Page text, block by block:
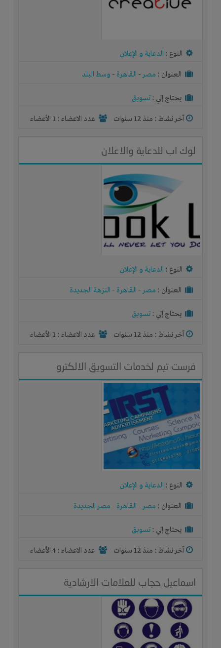
النوع : الدعاية و الإعلان
العنوان : مصر- القاهرة - وسط البلد
يحتاج إلي : تسويق
آخر نشاط : منذ 12 سنوات عدد الاعضاء : 1 الأعضاء
لوك اب للدعاية والاعلان
النوع : الدعاية و الإعلان
العنوان : مصر- القاهرة - النزهة الجديدة
يحتاج إلي : تسويق
آخر نشاط : منذ 12 سنوات عدد الاعضاء : 1 الأعضاء
فرست تيم لخدمات التسويق الالكترو
النوع : الدعاية و الإعلان
العنوان : مصر- القاهرة - مصر الجديدة
يحتاج إلي : تسويق
آخر نشاط : منذ 12 سنوات عدد الاعضاء : 4 الأعضاء
اسماعيل حجاب للعلامات الارشادية